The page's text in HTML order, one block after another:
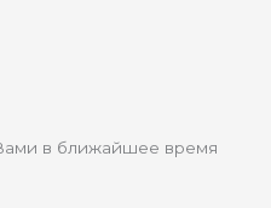
в ближайшее время